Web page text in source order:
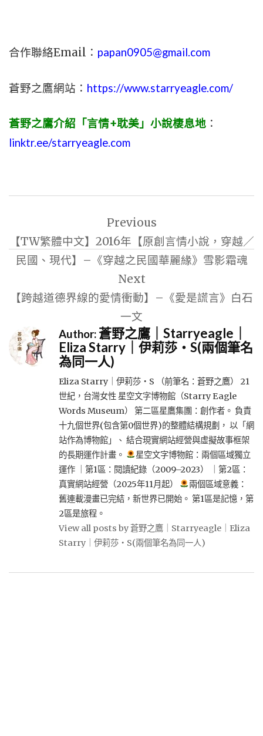
合作聯絡Email： papan0905@gmail.com
蒼野之鷹網站： https://www.starryeagle.com/
蒼野之鷹介紹「言情+耽美」小說棲息地 ：
linktr.ee/starryeagle.com
導
覽
Previous
【TW繁體中文】2016年【原創言情小說，穿越／
民國、現代】–《穿越之民國華麗緣》雪影霜魂
Next
【跨越道德界線的愛情衝動】–《愛是謊言》白石
一文
Author:蒼野之鷹｜Starryeagle｜
Eliza Starry｜伊莉莎・S(兩個筆名
為同一人)
Eliza Starry｜伊莉莎・S （前筆名：蒼野之鷹） 21
世紀，台灣女性 星空文字博物館（Starry Eagle
Words Museum） 第二區星鷹集團：創作者。 負責
十九個世界(包含第0個世界)的整體結構規劃， 以「網
站作為博物館」、 結合現實網站經營與虛擬故事框架
的長期運作計畫。
星空文字博物館：兩個區域獨立
運作 ｜第1區：閱讀紀錄（2009–2023） ｜第2區：
真實網站經營（2025年11月起）
兩個區域意義：
舊連載漫畫已完結，新世界已開始。 第1區是記憶，第
2區是旅程。
View all posts by 蒼野之鷹｜Starryeagle｜Eliza
Starry｜伊莉莎・S(兩個筆名為同一人)